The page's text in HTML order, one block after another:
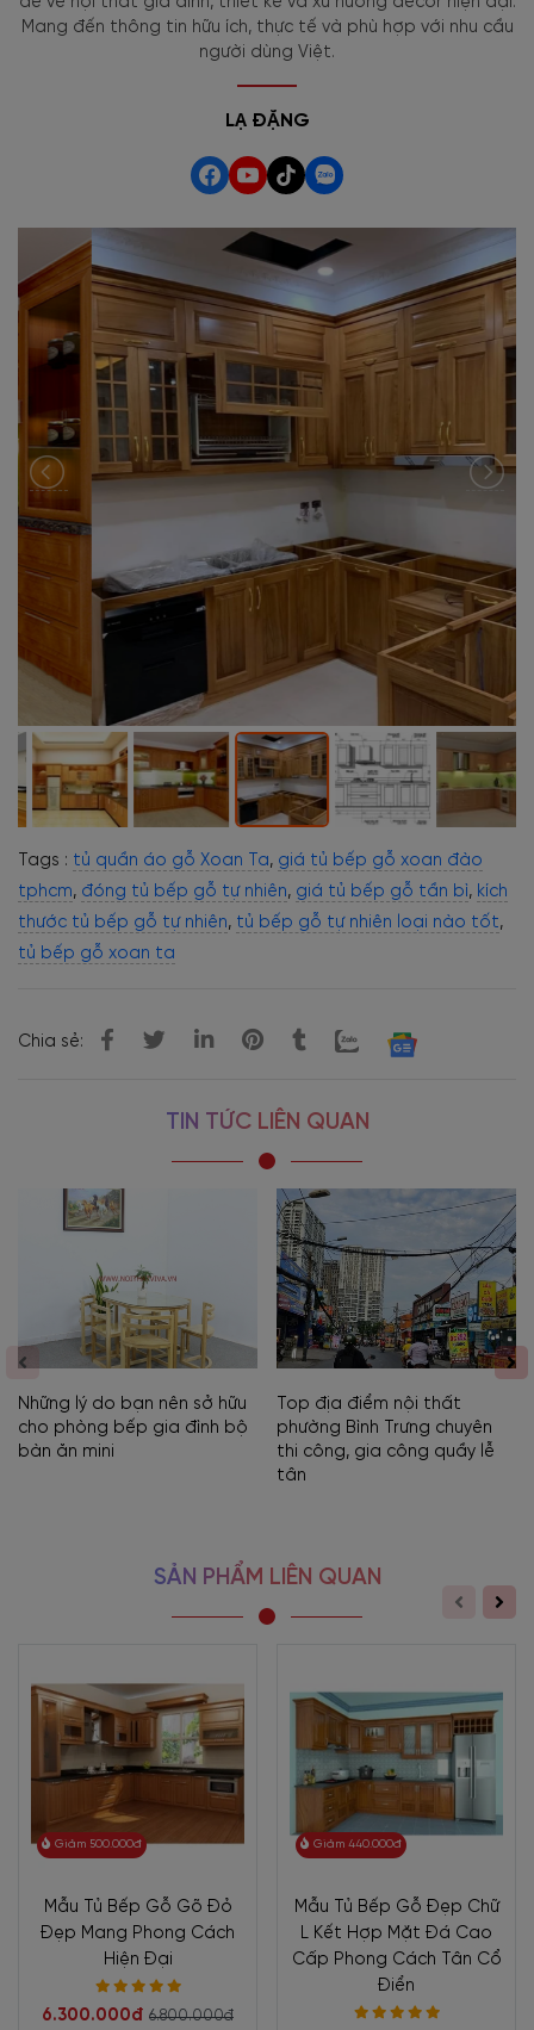
Mang đến thông tin hữu ích, thực tế và phù hợp với nhu cầu
người dùng Việt.
LẠ ĐẶNG
Tags : tủ quần áo gỗ Xoan Ta, giá tủ bếp gỗ xoan đào
tphcm, đóng tủ bếp gỗ tự nhiên, giá tủ bếp gỗ tần bì, kích
thước tủ bếp gỗ tự nhiên, tủ bếp gỗ tự nhiên loại nào tốt,
tủ bếp gỗ xoan ta
Chia sẻ:
TIN TỨC LIÊN QUAN
Những lý do bạn nên sở hữu
cho phòng bếp gia đình bộ
bàn ăn mini
Top địa điểm nội thất
phường Bình Trưng chuyên
thi công, gia công quầy lễ
tân
SẢN PHẨM LIÊN QUAN
Giảm 500.000đ
Mẫu Tủ Bếp Gỗ Gõ Đỏ
Đẹp Mang Phong Cách
Hiện Đại
6.300.000đ 6.800.000đ
Giảm 440.000đ
Mẫu Tủ Bếp Gỗ Đẹp Chữ
L Kết Hợp Mặt Đá Cao
Cấp Phong Cách Tân Cổ
Điển